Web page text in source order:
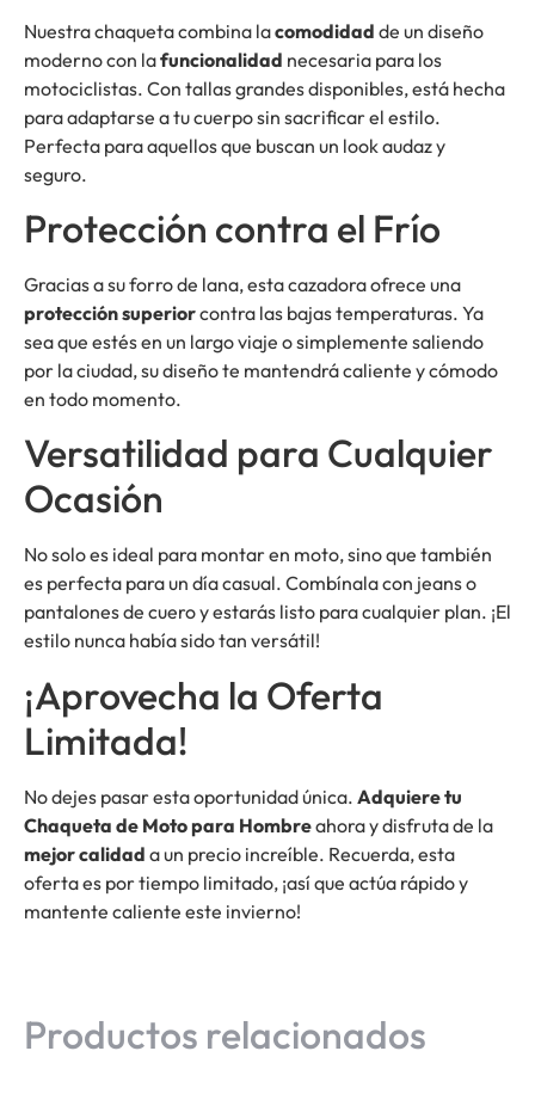
Nuestra chaqueta combina lacomodidad de un diseño
moderno con lafuncionalidad necesaria para los
motociclistas. Con tallas grandes disponibles, está hecha
para adaptarse a tu cuerpo sin sacrificar el estilo.
Perfecta para aquellos que buscan un look audaz y
seguro.
Protección contra el Frío
Gracias a su forro de lana, esta cazadora ofrece una
protección superiorcontra las bajas temperaturas. Ya
sea que estés en un largo viaje o simplemente saliendo
por la ciudad, su diseño te mantendrá caliente y cómodo
en todo momento.
Versatilidad para Cualquier
Ocasión
No solo es ideal para montar en moto, sino que también
es perfecta para un día casual. Combínala con jeans o
pantalones de cuero y estarás listo para cualquier plan. ¡El
estilo nunca había sido tan versátil!
¡Aprovecha la Oferta
Limitada!
No dejes pasar esta oportunidad única. Adquiere tu
Chaqueta de Moto para Hombreahora y disfruta de la
mejor calidad a un precio increíble. Recuerda, esta
oferta es por tiempo limitado, ¡así que actúa rápido y
mantente caliente este invierno!
Productos relacionados